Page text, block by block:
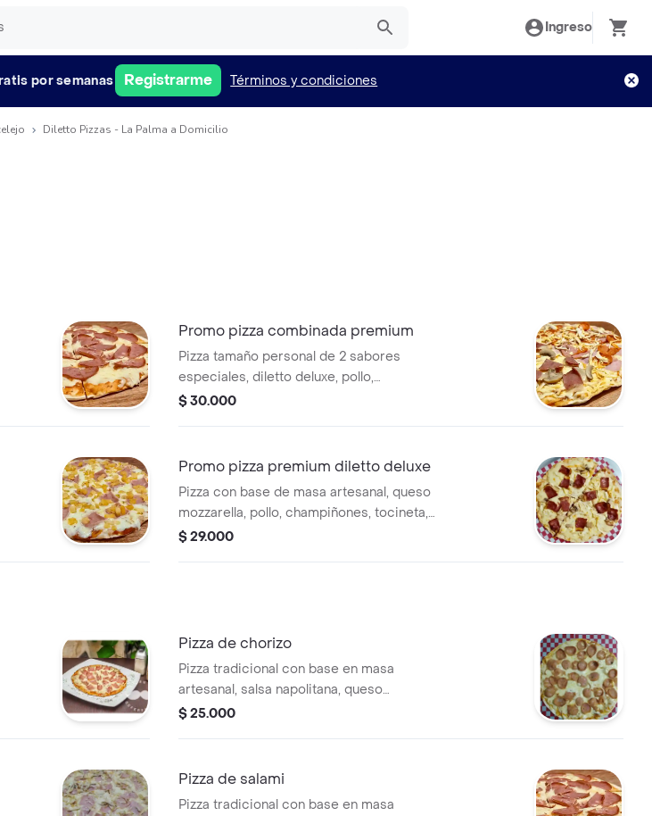
Ingreso
por semanas Registrarme Términos y condiciones
Diletto Pizzas - La Palma a Domicilio
Promo pizza combinada premium
Pizza tamaño personal de 2 sabores
especiales, diletto deluxe, pollo,
champiñones, tocineta, y otra mitad de 5
$ 30.000
Promo pizza premium diletto deluxe
Pizza con base de masa artesanal, queso
mozzarella, pollo, champiñones, tocineta,
tamaño de 24 cm (4 porciones)
$ 29.000
Pizza de chorizo
Pizza tradicional con base en masa
artesanal, salsa napolitana, queso
mozzarella, y chorizo, tamaño personal de
$ 25.000
Pizza de salami
Pizza tradicional con base en masa